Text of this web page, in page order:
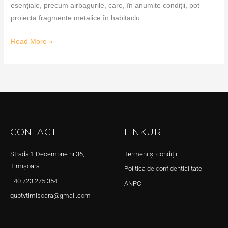
esențiale, precum airbagurile, care, în anumite condiții, pot
proiecta fragmente metalice în habitaclu.
Read More »
CONTACT
Strada 1 Decembrie nr.36,
Timișoara
+40 723 275 354
qubtvtimisoara@gmail.com
LINKURI
Termeni și condiții
Politica de confidențialitate
ANPC